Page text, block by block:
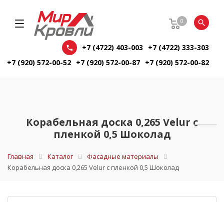
0
+7 (4722) 403-003
+7 (4722) 333-303
+7 (920) 572-00-52 +7 (920) 572-00-87 +7 (920) 572-00-82
Корабельная доска 0,265 Velur с
пленкой 0,5 Шоколад
Главная Каталог
Фасадные материалы
Корабельная доска 0,265 Velur с пленкой 0,5 Шоколад